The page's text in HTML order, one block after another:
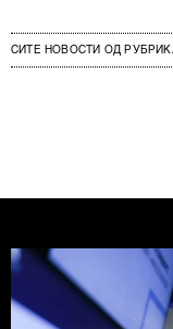
СИТЕ НОВОСТИ ОД